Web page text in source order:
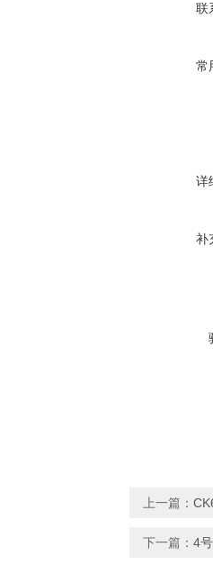
联
常
详
补
上一篇：
下一篇： 4